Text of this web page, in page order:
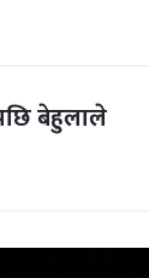
बेहुलाले